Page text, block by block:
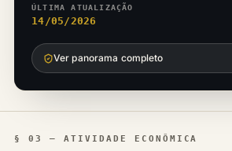
ÚLTIMA ATUALIZAÇÃO
14/05/2026
Ver panorama completo
§ 03 — ATIVIDADE ECONÔMICA